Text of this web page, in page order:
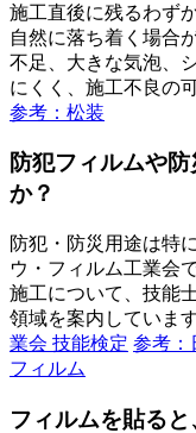
施工直後に残るわず
自然に落ち着く場合
不足、大きな気泡、
にくく、施工不良の
参考：松装
防犯フィルムや
か？
防犯・防災用途は特
ウ・フィルム工業会
施工について、技能
領域を案内しています
業会 技能検定 参考：
フィルム
フィルムを貼る